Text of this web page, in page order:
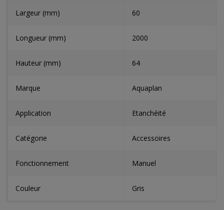
Largeur (mm) 60
Longueur (mm) 2000
Hauteur (mm) 64
Marque Aquaplan
Application Etanchéité
Catégorie Accessoires
Fonctionnement Manuel
Couleur Gris